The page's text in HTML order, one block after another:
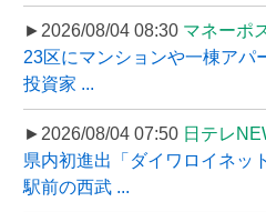
►2026/08/04 08:30 マネーポ
23区にマンションや一棟アパ
投資家 ...
►2026/08/04 07:50 日テレ
県内初進出「ダイワロイネッ
駅前の西武 ...